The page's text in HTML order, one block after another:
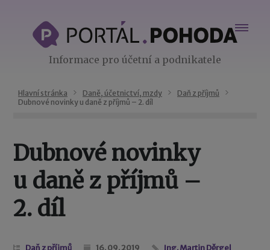
Informace pro účetní a podnikatele
Hlavní stránka Daně, účetnictví, mzdy
Daň z příjmů
Dubnové novinky u daně z příjmů – 2. díl
Dubnové novinky
u daně z příjmů –
2. díl
Daň z příjmů 16. 09. 2019 Ing. Martin Děrgel